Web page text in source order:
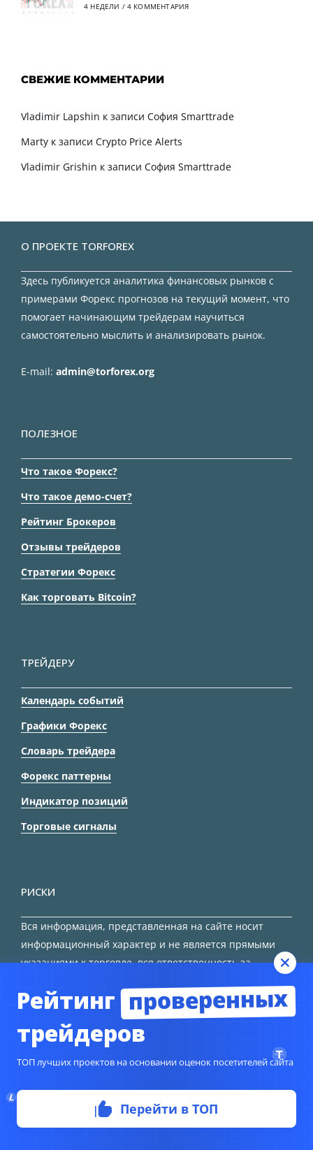
4 НЕДЕЛИ / 4 КОММЕНТАРИЯ
СВЕЖИЕ КОММЕНТАРИИ
Vladimir Lapshin к записи София Smarttrade
Marty к записи Crypto Price Alerts
Vladimir Grishin к записи София Smarttrade
О ПРОЕКТЕ TORFOREX
Здесь публикуется аналитика финансовых рынков с
примерами Форекс прогнозов на текущий момент, что
помогает начинающим трейдерам научиться
самостоятельно мыслить и анализировать рынок.
E-mail: admin@torforex.org
ПОЛЕЗНОЕ
Что такое Форекс?
Что такое демо-счет?
Рейтинг Брокеров
Отзывы трейдеров
Стратегии Форекс
Как торговать Bitcoin?
ТРЕЙДЕРУ
Календарь событий
Графики Форекс
Словарь трейдера
Форекс паттерны
Индикатор позиций
Торговые сигналы
РИСКИ
Вся информация, представленная на сайте носит
информационный характер и не является прямыми
указаниями к торговле, вся ответственность за
© Copyright 2024TORFOREX.COM
Рейтинг проверенных
трейдеров
ТОП лучших проектов на основании оценок посетителей сайта
Перейти в ТОП